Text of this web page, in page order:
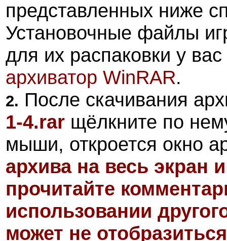
представленных ниже
Установочные файлы
для их распаковки у
архиватор WinRAR.
2. После скачивания
1-4.rar щёлкните по
мыши, откроется окно
архива на весь экран
прочитайте
использовании
может не